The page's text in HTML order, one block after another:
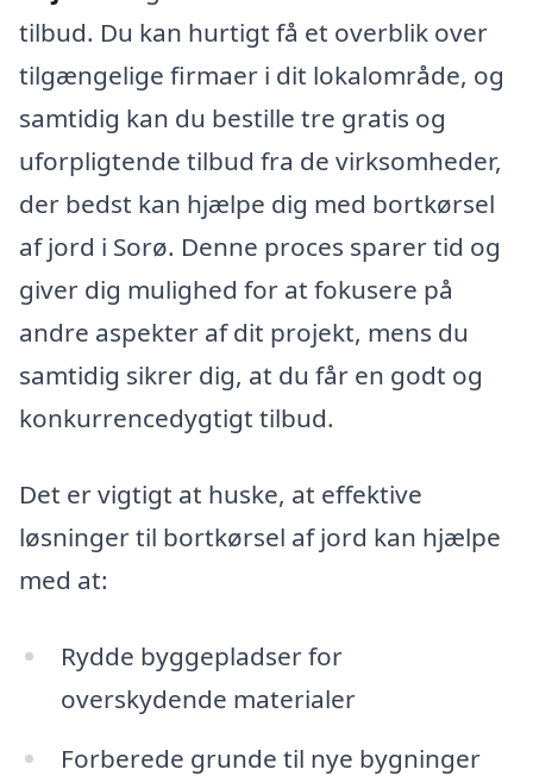
tilbud. Du kan hurtigt få et overblik over
tilgængelige firmaer i dit lokalområde, og
samtidig kan du bestille tre gratis og
uforpligtende tilbud fra de virksomheder,
der bedst kan hjælpe dig med bortkørsel
af jord i Sorø. Denne proces sparer tid og
giver dig mulighed for at fokusere på
andre aspekter af dit projekt, mens du
samtidig sikrer dig, at du får en godt og
konkurrencedygtigt tilbud.
Det er vigtigt at huske, at effektive
løsninger til bortkørsel af jord kan hjælpe
med at:
Rydde byggepladser for
overskydende materialer
Forberede grunde til nye bygninger